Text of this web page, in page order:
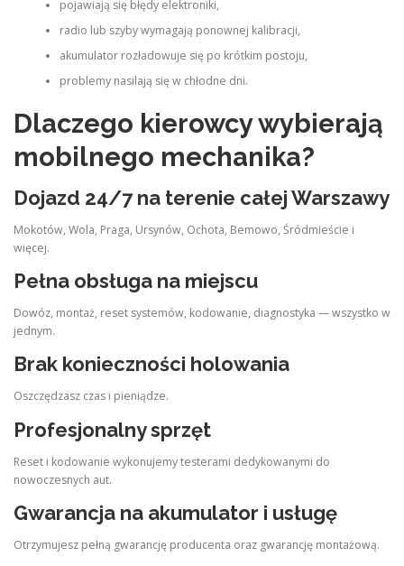
pojawiają się błędy elektroniki,
radio lub szyby wymagają ponownej kalibracji,
akumulator rozładowuje się po krótkim postoju,
problemy nasilają się w chłodne dni.
Dlaczego kierowcy wybierają
mobilnego mechanika?
Dojazd 24/7 na terenie całej Warszawy
Mokotów, Wola, Praga, Ursynów, Ochota, Bemowo, Śródmieście i
więcej.
Pełna obsługa na miejscu
Dowóz, montaż, reset systemów, kodowanie, diagnostyka — wszystko w
jednym.
Brak konieczności holowania
Oszczędzasz czas i pieniądze.
Profesjonalny sprzęt
Reset i kodowanie wykonujemy testerami dedykowanymi do
nowoczesnych aut.
Gwarancja na akumulator i usługę
Otrzymujesz pełną gwarancję producenta oraz gwarancję montażową.